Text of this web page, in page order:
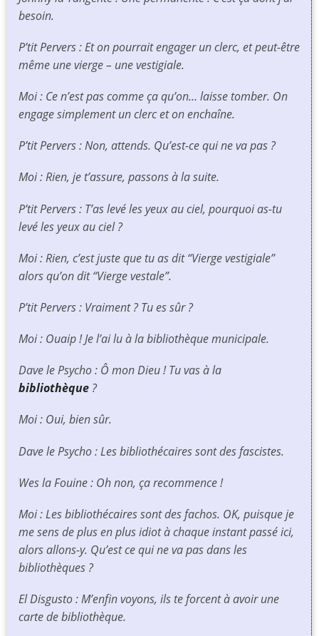
besoin.
P’tit Pervers : Et on pourrait engager un clerc, et peut-être
même une vierge – une vestigiale.
Moi : Ce n’est pas comme ça qu’on… laisse tomber. On
engage simplement un clerc et on enchaîne.
P’tit Pervers : Non, attends. Qu’est-ce qui ne va pas ?
Moi : Rien, je t’assure, passons à la suite.
P’tit Pervers : T’as levé les yeux au ciel, pourquoi as-tu
levé les yeux au ciel ?
Moi : Rien, c’est juste que tu as dit “Vierge vestigiale”
alors qu’on dit “Vierge vestale”.
P’tit Pervers : Vraiment ? Tu es sûr ?
Moi : Ouaip ! Je l’ai lu à la bibliothèque municipale.
Dave le Psycho : Ô mon Dieu ! Tu vas à la
bibliothèque ?
Moi : Oui, bien sûr.
Dave le Psycho : Les bibliothécaires sont des fascistes.
Wes la Fouine : Oh non, ça recommence !
Moi : Les bibliothécaires sont des fachos. OK, puisque je
me sens de plus en plus idiot à chaque instant passé ici,
alors allons-y. Qu’est ce qui ne va pas dans les
bibliothèques ?
El Disgusto : M’enfin voyons, ils te forcent à avoir une
carte de bibliothèque.